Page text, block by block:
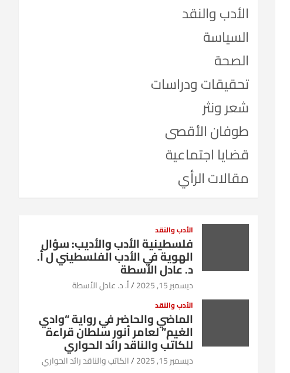
الأدب والنقد
السياسة
الصحة
تحقيقات ودراسات
شعر ونثر
طوفان الأقصى
قضايا اجتماعية
مقالات الرأي
الأدب والنقد
فلسطينية الأدب والأديب: سؤال
الهوية في الأدب الفلسطيني ل أ.
د. عادل الأسطة
ديسمبر 15, 2025 أ. د. عادل الأسطة
الأدب والنقد
الماضي والحاضر في رواية “وادي
الغيم” لعامر أنور سلطان قراءة
للكاتب والناقد رائد الحواري
ديسمبر 15, 2025 الكاتب والناقد رائد الحواري